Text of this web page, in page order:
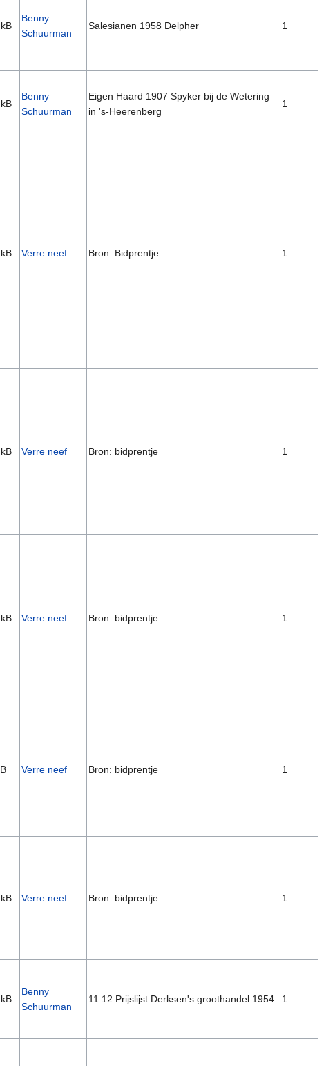
Benny
Schuurman
Salesianen 1958 Delpher 1
Benny
Schuurman
Eigen Haard 1907 Spyker bij de Wetering
in 's-Heerenberg
1
Verre neef Bron: Bidprentje 1
Verre neef Bron: bidprentje 1
Verre neef Bron: bidprentje 1
Verre neef Bron: bidprentje 1
Verre neef Bron: bidprentje 1
Benny
Schuurman
11 12 Prijslijst Derksen's groothandel 1954 1